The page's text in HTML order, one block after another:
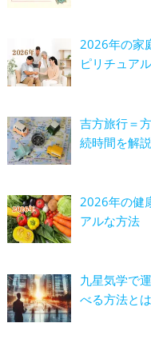
2026年の家
ピリチュア
吉方旅行＝
続時間を解
2026年の健
アルな方法
九星気学で
べる方法と